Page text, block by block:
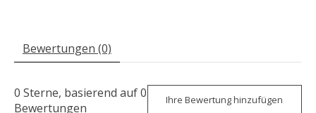
Bewertungen (0)
0 Sterne, basierend auf0
Bewertungen
Ihre Bewertung hinzufügen